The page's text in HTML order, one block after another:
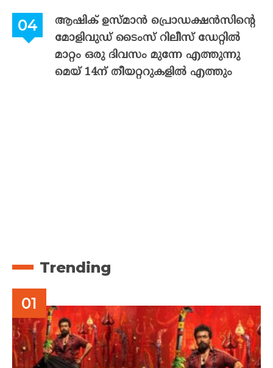
ആഷിക് ഉസ്മാൻ പ്രൊഡക്ഷൻസിന്റെ
മോളിവുഡ് ടൈംസ് റിലീസ് ഡേറ്റിൽ
മാറ്റം ഒരു ദിവസം മുന്നേ എത്തുന്നു
മെയ് 14ന് തീയറ്ററുകളിൽ എത്തും
Trending